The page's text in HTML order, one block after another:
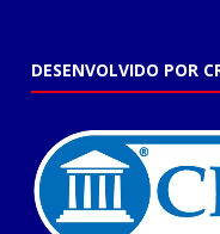
DESENVOLVIDO POR